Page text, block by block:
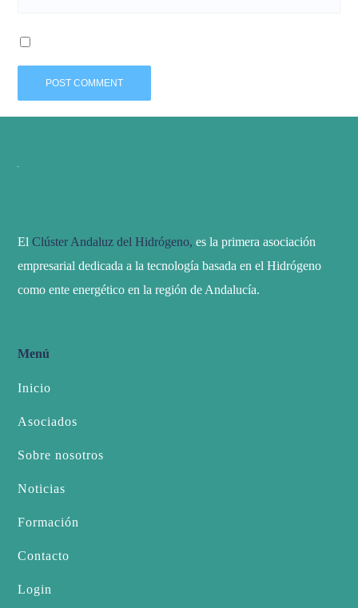
El Clúster Andaluz del Hidrógeno, es la primera asociación
empresarial dedicada a la tecnología basada en el Hidrógeno
como ente energético en la región de Andalucía.
Menú
Inicio
Asociados
Sobre nosotros
Noticias
Formación
Contacto
Login